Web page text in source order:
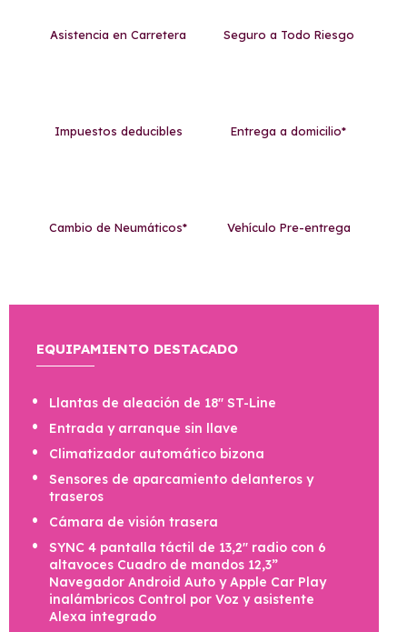
Asistencia en Carretera Seguro a Todo Riesgo
Impuestos deducibles Entrega a domicilio*
Cambio de Neumáticos* Vehículo Pre-entrega
EQUIPAMIENTO DESTACADO
Llantas de aleación de 18" ST-Line
Entrada y arranque sin llave
Climatizador automático bizona
Sensores de aparcamiento delanteros y
traseros
Cámara de visión trasera
SYNC 4 pantalla táctil de 13,2" radio con 6
altavoces Cuadro de mandos 12,3”
Navegador Android Auto y Apple Car Play
inalámbricos Control por Voz y asistente
Alexa integrado